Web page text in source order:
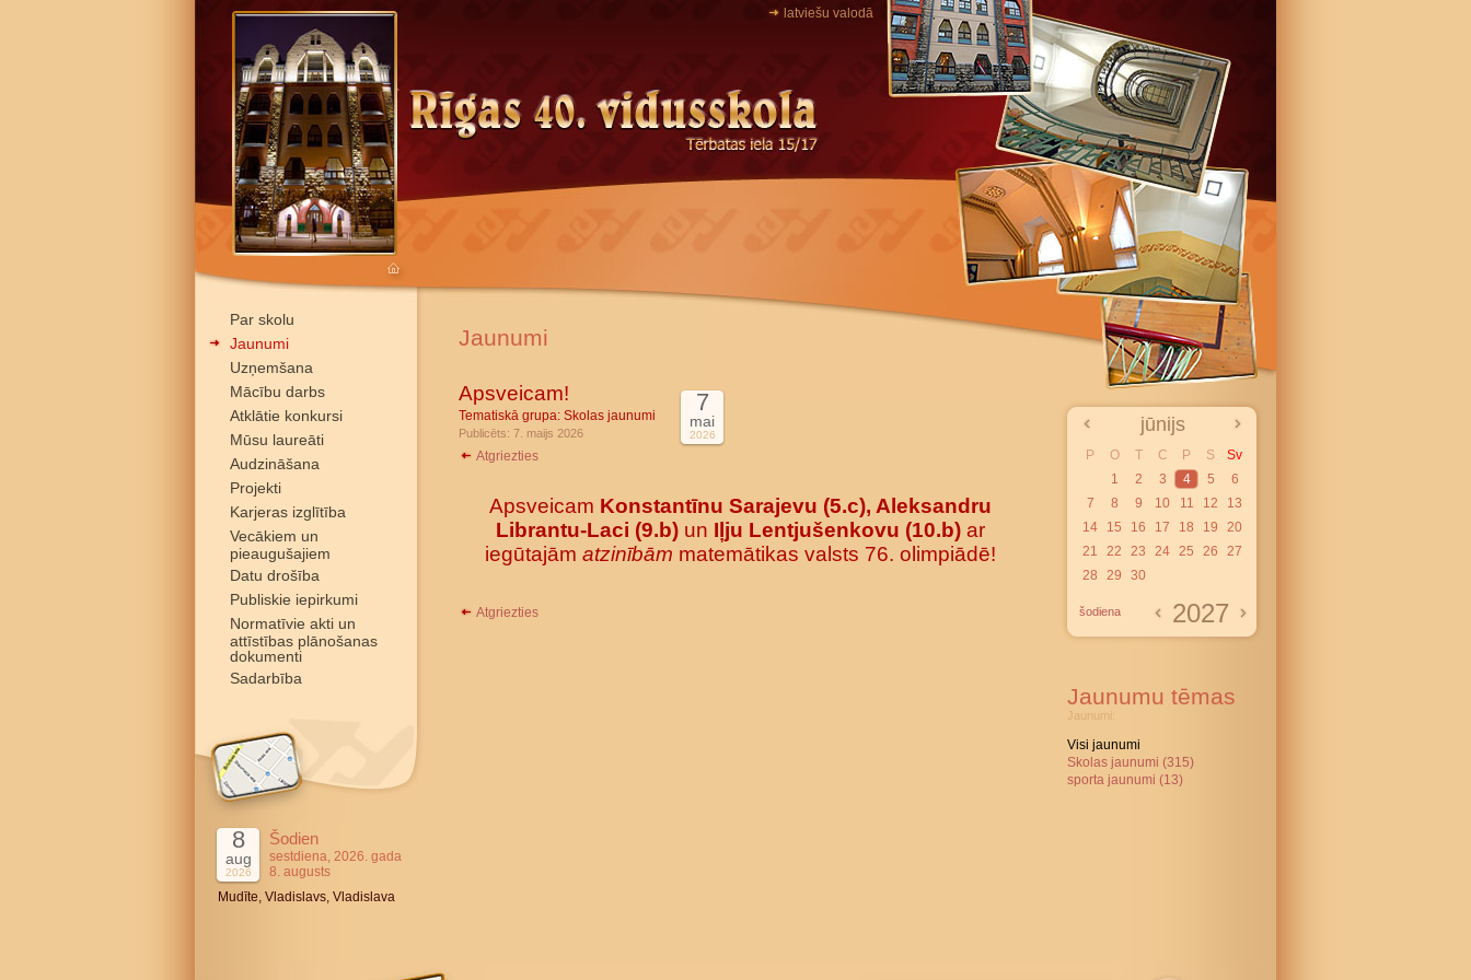
latviešu valodā
Par skolu
Jaunumi
Uzņemšana
Mācību darbs
Atklātie konkursi
Mūsu laureāti
Audzināšana
Projekti
Karjeras izglītība
Vecākiem un
pieaugušajiem
Datu drošība
Publiskie iepirkumi
Normatīvie akti un
attīstības plānošanas
dokumenti
Sadarbība
8
aug
2026
Šodien
sestdiena, 2026. gada
8. augusts
Mudīte, Vladislavs, Vladislava
Jaunumi
Apsveicam!
Tematiskā grupa: Skolas jaunumi
Publicēts: 7. maijs 2026
7
mai
2026
Atgriezties
Apsveicam Konstantīnu Sarajevu (5.c), Aleksandru
Librantu-Laci (9.b) un Iļju Lentjušenkovu (10.b) ar
iegūtajām atzinībām matemātikas valsts 76. olimpiādē!
Atgriezties
jūnijs
P O T C P S
Sv
1
2 3 4 5
6
7
8 9 10 11 12
13
14
15 16 17 18 19
20
21
22 23 24 25 26
27
28
29 30
šodiena 2027
Jaunumu tēmas
Jaunumi:
Visi jaunumi
Skolas jaunumi (315)
sporta jaunumi (13)